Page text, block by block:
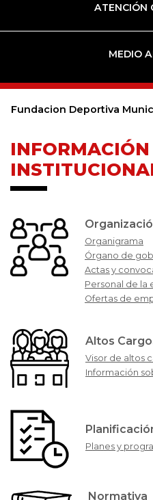
ATENCIÓN
MEDIO
Fundacion Deportiva
INFORMACIÓN
Organigrama
Órgano de
Actas y
Personal de la
Ofertas de
Altos
Visor de altos
Información
Planes y
Normativa